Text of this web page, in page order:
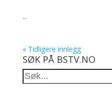
...
« Tidligere innlegg
SØK PÅ BSTV.NO